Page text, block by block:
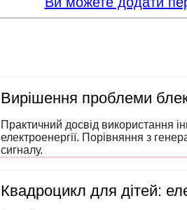
Вирішення проблеми
Практичний досвід використання
електроенергії. Порівняння з
сигналу.
Квадроцикл для дітей: